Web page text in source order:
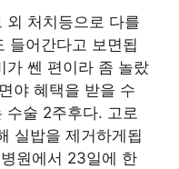
외 처치등으로 다를
들어간다고 보면됩
가 쎈 편이라 좀 놀랐
야 혜택을 받을 수
수술 2주후다. 고로
실밥을 제거하게됩
원에서 23일에 한